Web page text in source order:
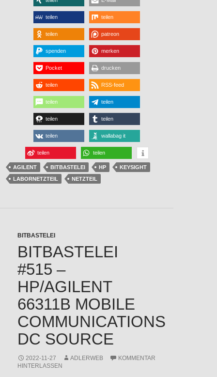
teilen teilen
teilen patreon
spenden merken
Pocket drucken
teilen RSS-feed
teilen teilen
teilen teilen
teilen wallabag it
teilen teilen
AGILENT BITBASTELEI HP
KEYSIGHT
LABORNETZTEIL
NETZTEIL
BITBASTELEI
BITBASTELEI
#515 –
HP/AGILENT
66311B MOBILE
COMMUNICATIONS
DC SOURCE
2022-11-27 ADLERWEB
KOMMENTAR
HINTERLASSEN